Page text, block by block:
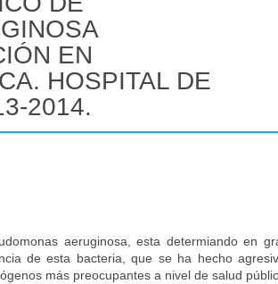
EN
HOSPITAL DE
2014.
aeruginosa, esta determiando en
de esta bacteria, que se ha hecho
más preocupantes a nivel de salud